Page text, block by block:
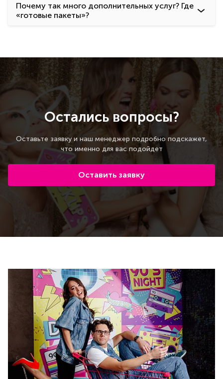
Почему так много дополнительных услуг? Где
«готовые пакеты»?
Остались вопросы?
Оставьте заявку и наш менеджер подробно подскажет,
что именно для вас подойдет
Оставить заявку